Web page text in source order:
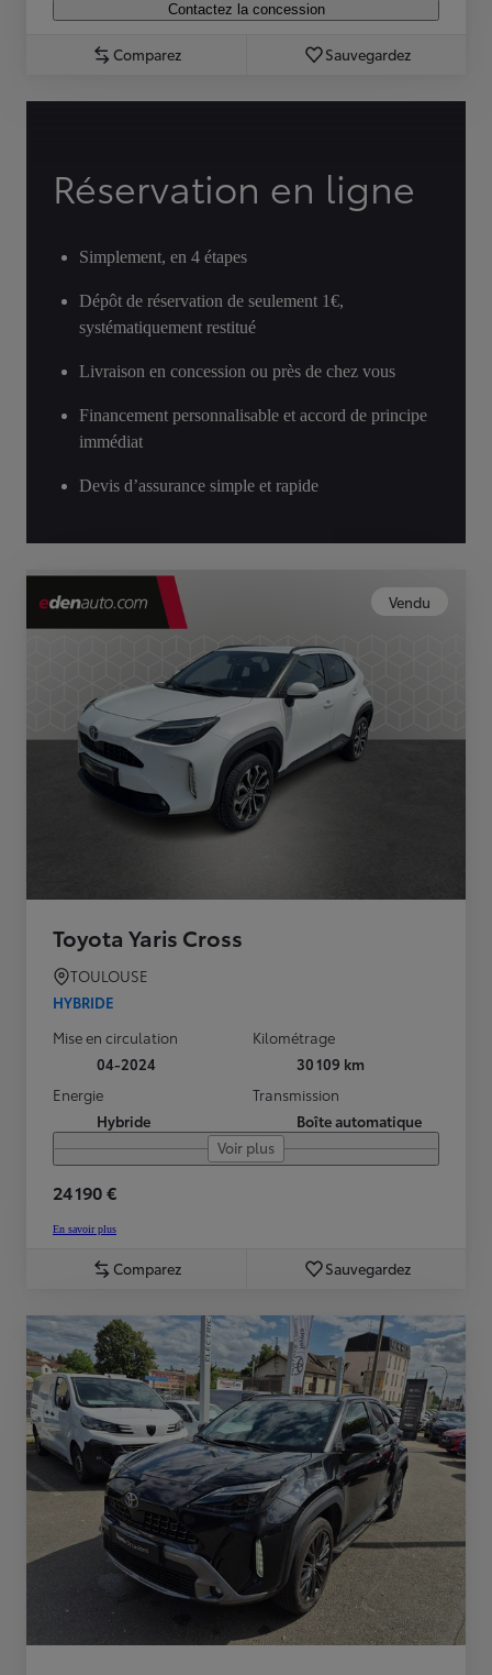
Contactez la concession
Comparez Sauvegardez
Réservation en ligne
Simplement, en 4 étapes
Dépôt de réservation de seulement 1€,
systématiquement restitué
Livraison en concession ou près de chez vous
Financement personnalisable et accord de principe
immédiat
Devis d’assurance simple et rapide
Vendu
Toyota Yaris Cross
TOULOUSE
HYBRIDE
Mise en circulation
04-2024
Kilométrage
30 109 km
Energie
Hybride
Transmission
Boîte automatique
Voir plus
24 190 €
En savoir plus
Comparez Sauvegardez